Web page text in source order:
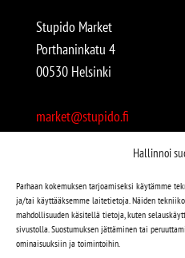
Hallinnoi
Parhaan kokemuksen tarjoamiseksi käytämme
ja/tai käyttääksemme laitetietoja. Näiden
mahdollisuuden käsitellä tietoja, kuten
sivustolla. Suostumuksen jättäminen tai
ominaisuuksiin ja toimintoihin.
Stupido Market
Porthaninkatu 4
00530 Helsinki
market@stupido.fi
Avoinna:
arkisin 12-18
lauantaisin 12-17